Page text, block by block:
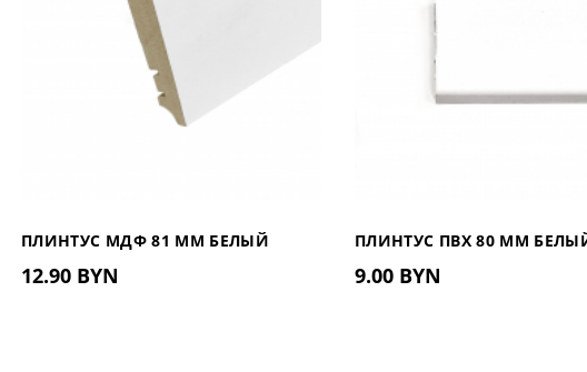
ПЛИНТУС МДФ 81 ММ БЕЛЫЙ
81.402
12.90 BYN
ПЛИНТУС ПВХ 80 ММ
МАТОВЫЙ
9.00 BYN